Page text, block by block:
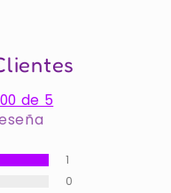
de 5
1
0